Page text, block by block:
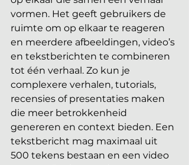
vormen. Het geeft gebruikers de
ruimte om op elkaar te reageren
en meerdere afbeeldingen, video’s
en tekstberichten te combineren
tot één verhaal. Zo kun je
complexere verhalen, tutorials,
recensies of presentaties maken
die meer betrokkenheid
genereren en context bieden. Een
tekstbericht mag maximaal uit
500 tekens bestaan en een video